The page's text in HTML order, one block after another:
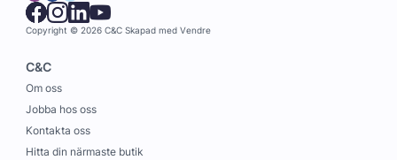
Copyright © 2026 C&C Skapad med Vendre
C&C
Om oss
Jobba hos oss
Kontakta oss
Hitta din närmaste butik